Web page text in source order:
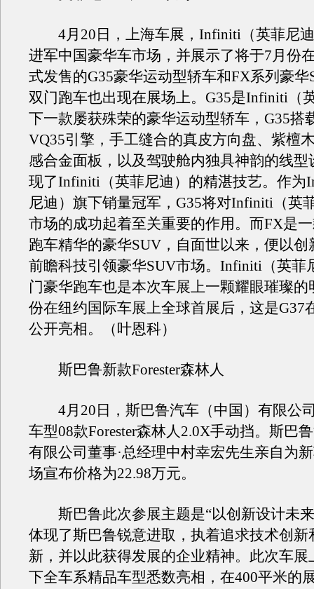
4月20日，上海车展，Infiniti（英菲尼
进军中国豪华车市场，并展示了将于7月份
式发售的G35豪华运动型轿车和FX系列豪华
双门跑车也出现在展场上。G35是Infiniti（
下一款屡获殊荣的豪华运动型轿车，G35搭
VQ35引擎，手工缝合的真皮方向盘、紫檀
感合金面板，以及驾驶舱内独具神韵的线型
现了Infiniti（英菲尼迪）的精湛技艺。作为
尼迪）旗下销量冠军，G35将对Infiniti（英
市场的成功起着至关重要的作用。而FX是
跑车精华的豪华SUV，自面世以来，便以创
前瞻科技引领豪华SUV市场。Infiniti（英菲
门豪华跑车也是本次车展上一颗耀眼璀璨的
份在纽约国际车展上全球首展后，这是G37
公开亮相。（叶恩科）
斯巴鲁新款Forester森林人
4月20日，斯巴鲁汽车（中国）有限公
车型08款Forester森林人2.0X手动挡。斯巴
有限公司董事·总经理中村幸宏先生亲自为
场宣布价格为22.98万元。
斯巴鲁此次参展主题是“以创新设计未来
体现了斯巴鲁锐意进取，执着追求技术创新
新，并以此获得发展的企业精神。此次车展
下全车系精品车型悉数亮相，在400平米的